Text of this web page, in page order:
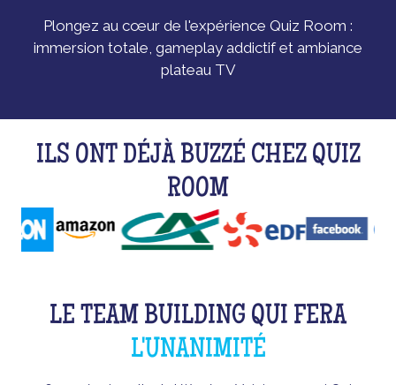
Plongez au cœur de l'expérience Quiz Room :
immersion totale, gameplay addictif et ambiance
plateau TV
ILS ONT DÉJÀ BUZZÉ CHEZ QUIZ
ROOM
LE TEAM BUILDING QUI FERA
L'UNANIMITÉ